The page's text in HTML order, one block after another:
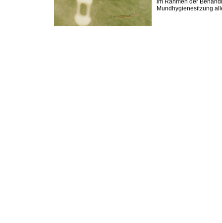
im Rahmen der
Mundhygienesitzung